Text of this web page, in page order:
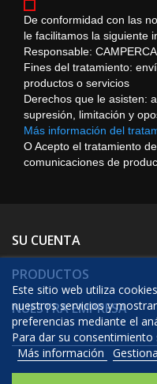
De conformidad con las
le facilitamos la siguiente
Responsable:
Fines del tratamiento:
productos o servicios
Derechos que le asisten:
supresión, limitación y
Más información del
O Acepto el tratamiento
comunicaciones de
SU CUENTA
PRODUCTOS
NUESTRA EMPRESA
Este sitio web utiliza
nuestros servicios y
preferencias mediante el
Para dar su
Más información
© 2026 - Software